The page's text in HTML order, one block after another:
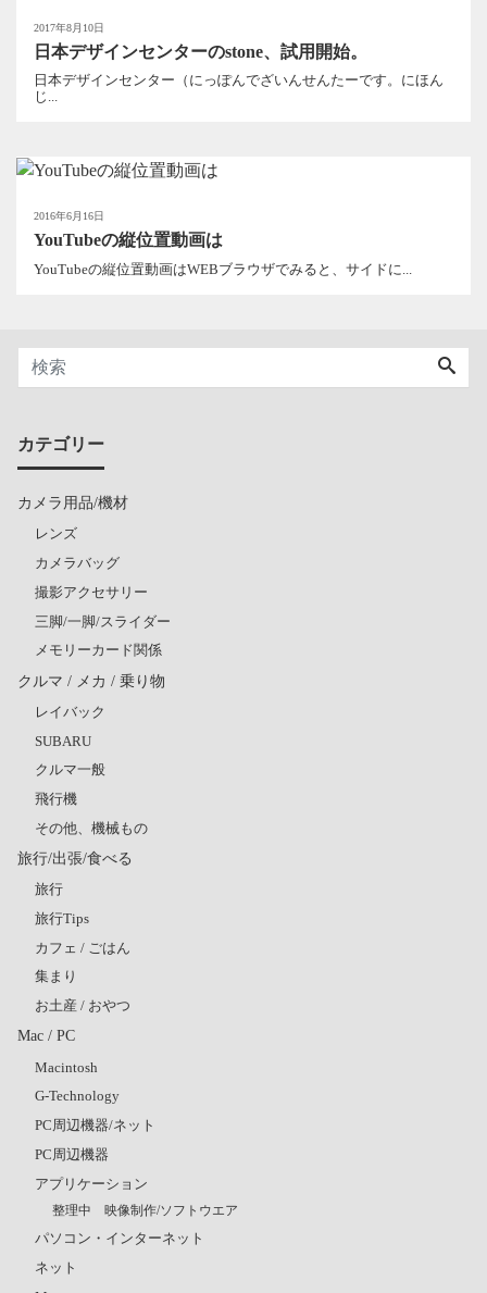
2017年8月10日
日本デザインセンターのstone、試用開始。
日本デザインセンター（にっぽんでざいんせんたーです。にほん
じ...
2016年6月16日
YouTubeの縦位置動画は
YouTubeの縦位置動画はWEBブラウザでみると、サイドに...
カテゴリー
カメラ用品/機材
レンズ
カメラバッグ
撮影アクセサリー
三脚/一脚/スライダー
メモリーカード関係
クルマ / メカ / 乗り物
レイバック
SUBARU
クルマ一般
飛行機
その他、機械もの
旅行/出張/食べる
旅行
旅行Tips
カフェ / ごはん
集まり
お土産 / おやつ
Mac / PC
Macintosh
G-Technology
PC周辺機器/ネット
PC周辺機器
アプリケーション
整理中 映像制作/ソフトウエア
パソコン・インターネット
ネット